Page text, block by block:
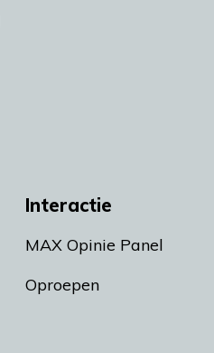
Interactie
MAX Opinie Panel
Oproepen